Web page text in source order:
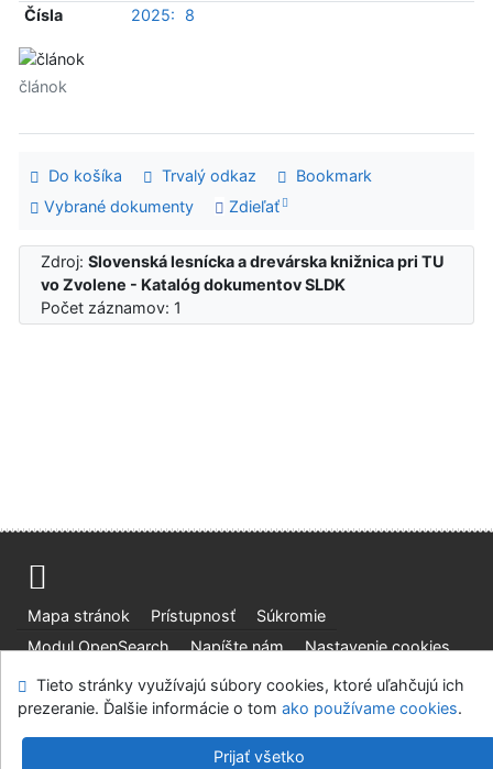
Čísla
2025: 8
článok
Do košíka Trvalý odkaz
Bookmark
Vybrané dokumenty
Zdieľať
Zdroj:Slovenská lesnícka a drevárska knižnica pri TU
vo Zvolene - Katalóg dokumentov SLDK
Počet záznamov: 1
Mapa stránok Prístupnosť
Súkromie
Modul OpenSearch
Napíšte nám Nastavenie cookies
Slovenská lesnícka a drevárska knižnica pri Technickej
v.4.8.63a-Cosmotron Slovakia, s.r.o.
Tieto stránky využívajú súbory cookies, ktoré uľahčujú ich
prezeranie. Ďalšie informácie o tom ako používame cookies.
Prijať všetko